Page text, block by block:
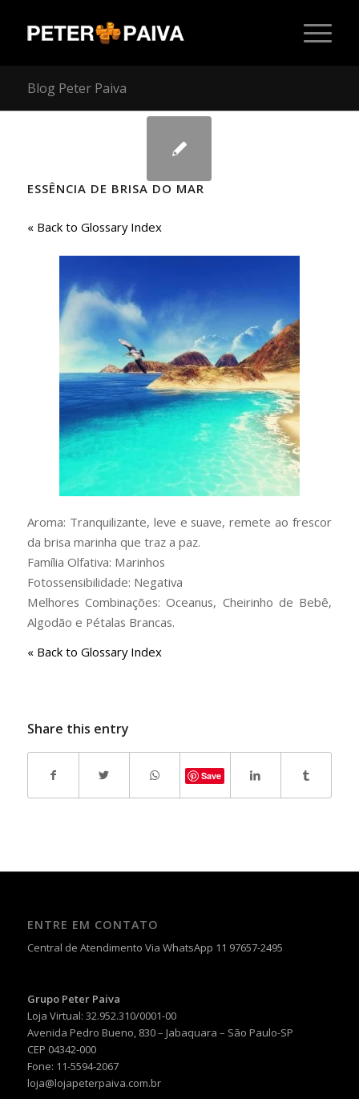
Blog Peter Paiva
ESSÊNCIA DE BRISA DO MAR
« Back to Glossary Index
Aroma: Tranquilizante, leve e suave, remete ao frescor
da brisa marinha que traz a paz.
Família Olfativa: Marinhos
Fotossensibilidade: Negativa
Melhores Combinações: Oceanus, Cheirinho de Bebê,
Algodão e Pétalas Brancas.
« Back to Glossary Index
Share this entry
Save
ENTRE EM CONTATO
Central de Atendimento Via WhatsApp 11 97657-2495
Grupo Peter Paiva
Loja Virtual: 32.952.310/0001-00
Avenida Pedro Bueno, 830 – Jabaquara – São Paulo-SP
CEP 04342-000
Fone: 11-5594-2067
loja@lojapeterpaiva.com.br